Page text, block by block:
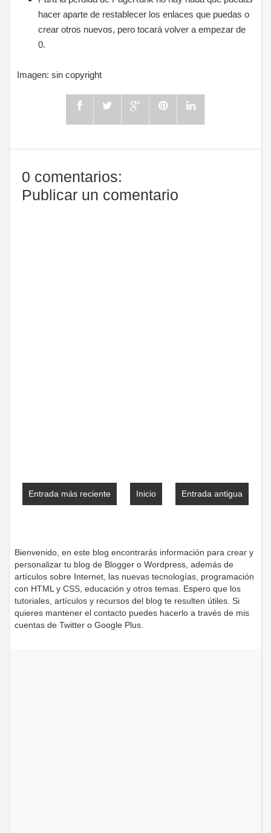
hacer aparte de restablecer los enlaces que puedas o
crear otros nuevos, pero tocará volver a empezar de
0.
Imagen: sin copyright
0 comentarios:
Publicar un comentario
Entrada más reciente Entrada antigua
Inicio
Bienvenido, en este blog encontrarás información para crear y
personalizar tu blog de Blogger o Wordpress, además de
artículos sobre Internet, las nuevas tecnologías, programación
con HTML y CSS, educación y otros temas. Espero que los
tutoriales, artículos y recursos del blog te resulten útiles. Si
quieres mantener el contacto puedes hacerlo a través de mis
cuentas de Twitter o Google Plus.